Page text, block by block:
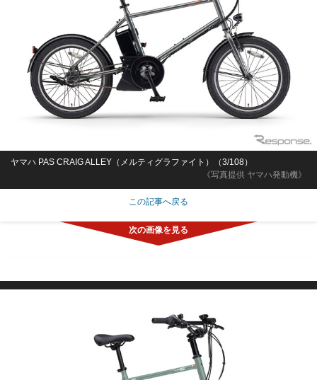
《写真提供 ヤマハ発動機》
ヤマハ PAS CRAIG ALLEY（メルティグラファイト）（3/108）
この記事へ戻る